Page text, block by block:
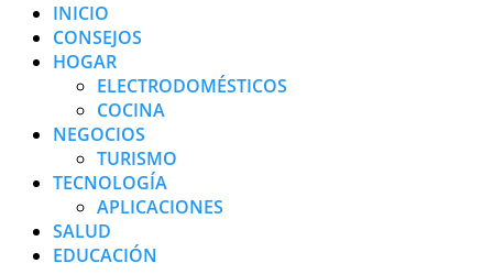
INICIO
CONSEJOS
HOGAR
ELECTRODOMÉSTICOS
COCINA
NEGOCIOS
TURISMO
TECNOLOGÍA
APLICACIONES
SALUD
EDUCACIÓN